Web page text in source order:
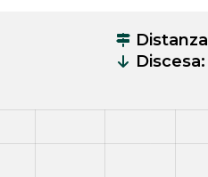
Distanza
Discesa: